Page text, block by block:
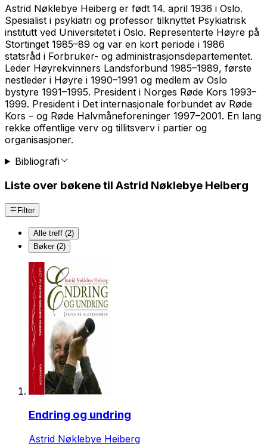
Astrid Nøklebye Heiberg er født 14. april 1936 i Oslo.
Spesialist i psykiatri og professor tilknyttet Psykiatrisk
institutt ved Universitetet i Oslo. Representerte Høyre på
Stortinget 1985–89 og var en kort periode i 1986
statsråd i Forbruker- og administrasjonsdepartementet.
Leder Høyrekvinners Landsforbund 1985–1989, første
nestleder i Høyre i 1990–1991 og medlem av Oslo
bystyre 1991–1995. President i Norges Røde Kors 1993–
1999. President i Det internasjonale forbundet av Røde
Kors – og Røde Halvmåneforeninger 1997–2001. En lang
rekke offentlige verv og tillitsverv i partier og
organisasjoner.
Bibliografi
Liste over bøkene til Astrid Nøklebye Heiberg
Filter
Alle treff (2)
Bøker (2)
Endring og undring
Astrid Nøklebye Heiberg